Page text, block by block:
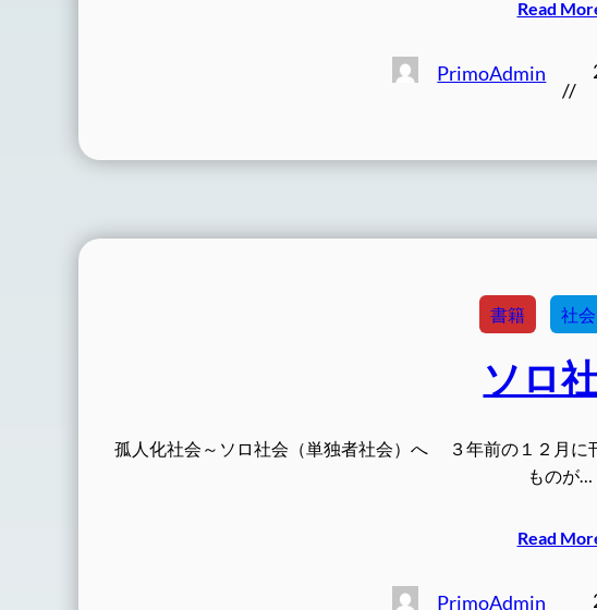
Read
PrimoAdmin
//
書籍 社
ソロ
孤人化社会～ソロ社会（単独者社会）へ ３年前の１２月に
ものが…
Read
PrimoAdmin